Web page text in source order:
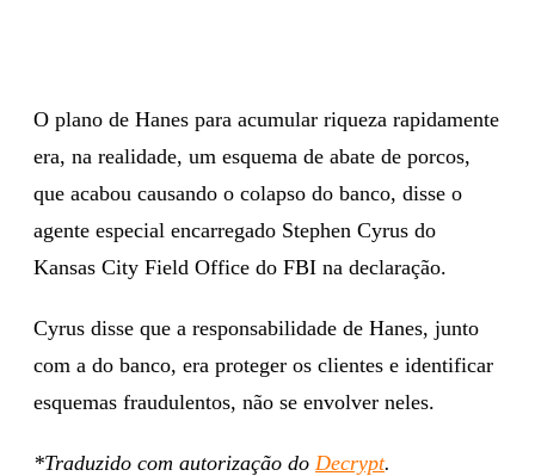
O plano de Hanes para acumular riqueza rapidamente
era, na realidade, um esquema de abate de porcos,
que acabou causando o colapso do banco, disse o
agente especial encarregado Stephen Cyrus do
Kansas City Field Office do FBI na declaração.
Cyrus disse que a responsabilidade de Hanes, junto
com a do banco, era proteger os clientes e identificar
esquemas fraudulentos, não se envolver neles.
*Traduzido com autorização do Decrypt.